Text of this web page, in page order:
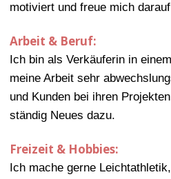
motiviert und freue mich
Arbeit & Beruf:
Ich bin als Verkäuferin in
meine Arbeit sehr
und Kunden bei ihren
ständig Neues dazu.
Freizeit & Hobbies:
Ich mache gerne